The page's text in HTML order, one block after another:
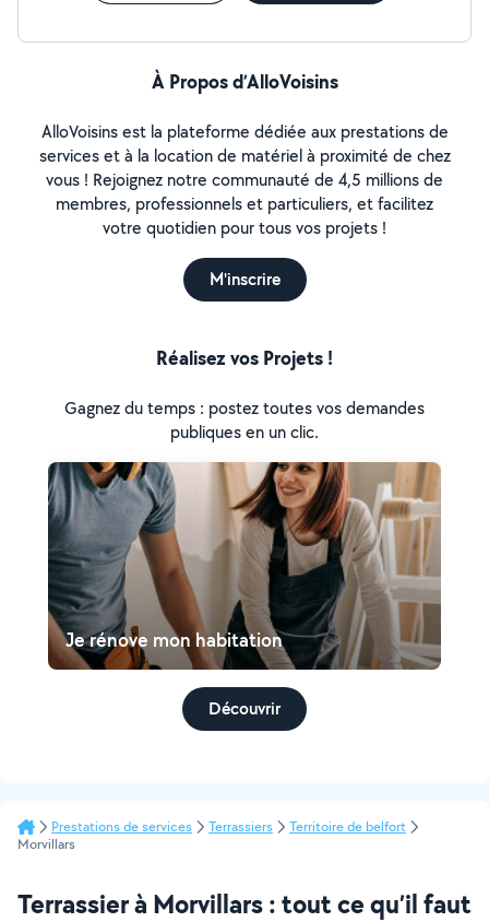
À Propos d’AlloVoisins
AlloVoisins est la plateforme dédiée aux prestations de
services et à la location de matériel à proximité de chez
vous ! Rejoignez notre communauté de 4,5 millions de
membres, professionnels et particuliers, et facilitez
votre quotidien pour tous vos projets !
M'inscrire
Réalisez vos Projets !
Gagnez du temps : postez toutes vos demandes
publiques en un clic.
Je rénove mon habitation
Découvrir
Prestations de services Terrassiers
Territoire de belfort
Morvillars
Terrassier à Morvillars : tout ce qu’il faut